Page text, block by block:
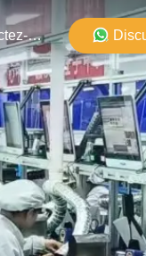
Contactez-Nous